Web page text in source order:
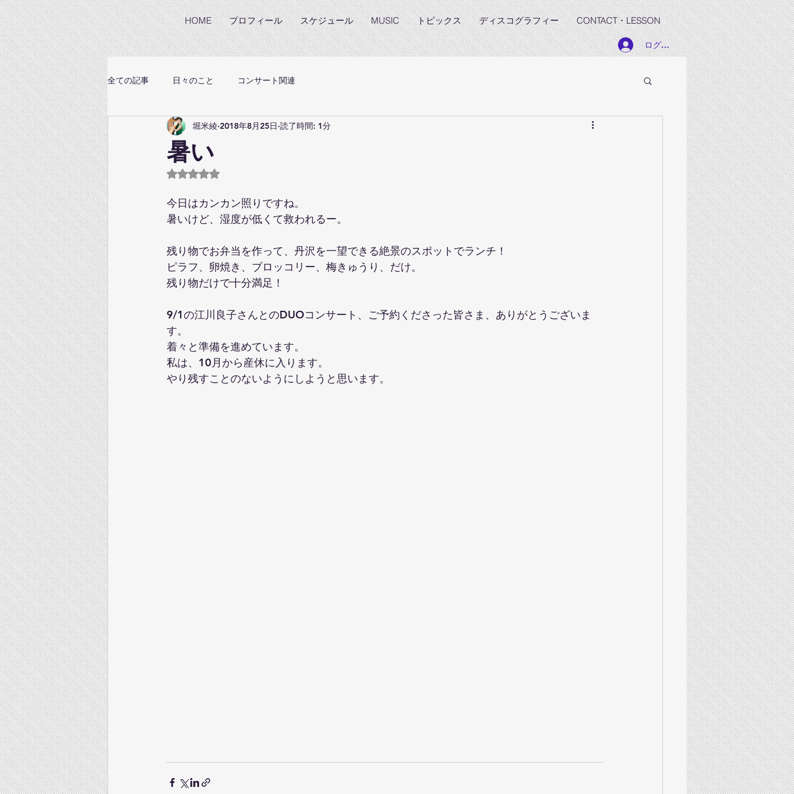
HOME プロフィール スケジュール MUSIC トピックス ディスコグラフィー CONTACT・LESSON
ログイン
全ての記事 日々のこと コンサート関連
暑い
堀米綾 2018年8月25日 読了時間: 1分
5つ星のうちNaNと評価されています。
今日はカンカン照りですね。
暑いけど、湿度が低くて救われるー。
残り物でお弁当を作って、丹沢を一望できる絶景のスポットでランチ！
ピラフ、卵焼き、ブロッコリー、梅きゅうり、だけ。
残り物だけで十分満足！
9/1の江川良子さんとのDUOコンサート、ご予約くださった皆さま、ありがとうございま
す。
着々と準備を進めています。
私は、10月から産休に入ります。
やり残すことのないようにしようと思います。